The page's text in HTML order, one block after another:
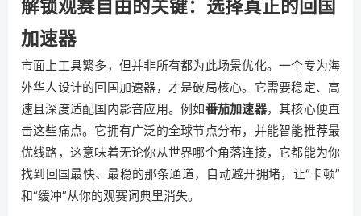
解锁观赛自由的关键：选择真正的回国
加速器
市面上工具繁多，但并非所有都为此场景优化。一个专为海
外华人设计的回国加速器，才是破局核心。它需要稳定、高
速且深度适配国内影音应用。例如番茄加速器，其核心便直
击这些痛点。它拥有广泛的全球节点分布，并能智能推荐最
优线路，这意味着无论你从世界哪个角落连接，它都能为你
找到回国最快、最稳的那条通道，自动避开拥堵，让“卡顿”
和“缓冲”从你的观赛词典里消失。